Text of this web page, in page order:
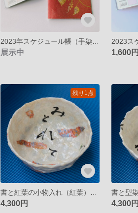
展示中 1,600円
残り1点
4,300円 4,300円